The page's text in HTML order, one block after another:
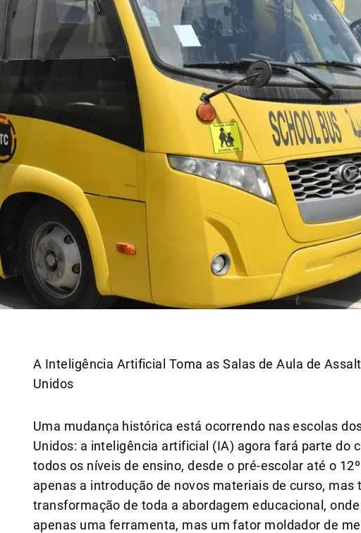
A Inteligência Artificial Toma as Salas de Aula de
Unidos
Uma mudança histórica está ocorrendo nas escolas
Unidos: a inteligência artificial (IA) agora fará parte do
todos os níveis de ensino, desde o pré-escolar até o
apenas a introdução de novos materiais de curso, mas
transformação de toda a abordagem educacional,
apenas uma ferramenta, mas um fator moldador de